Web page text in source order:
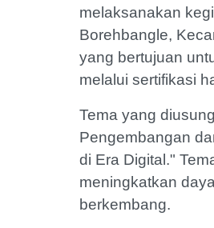
melaksanakan
Borehbangle,
yang bertujuan
melalui sertifikasi
Tema yang
Pengembangan
di Era Digital."
meningkatkan
berkembang.